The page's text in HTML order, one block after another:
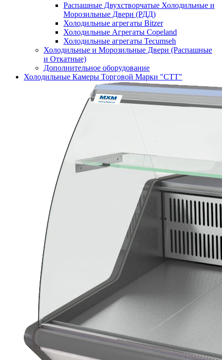
Распашные Двухстворчатые Холодильные и
Морозильные Двери (РДД)
Холодильные агрегаты Bitzer
Холодильные Агрегаты Copeland
Холодильные агрегаты Tecumseh
Холодильные и Морозильные Двери (Распашные
и Откатные)
Дополнительное оборудование
Холодильные Камеры Торговой Марки "СТТ"